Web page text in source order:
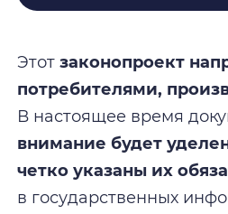
Этот законопроект
потребителями,
В настоящее время
внимание будет
четко указаны их
в государственных